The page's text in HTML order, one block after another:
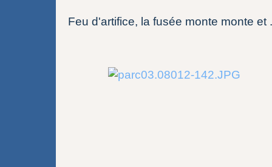
Feu d'artifice, la fusée monte monte et